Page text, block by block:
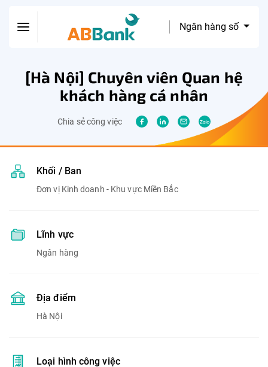
Ngân hàng số
[Hà Nội] Chuyên viên Quan hệ
khách hàng cá nhân
Chia sẻ công việc
Khối / Ban
Đơn vị Kinh doanh - Khu vực Miền Bắc
Lĩnh vực
Ngân hàng
Địa điểm
Hà Nội
Loại hình công việc